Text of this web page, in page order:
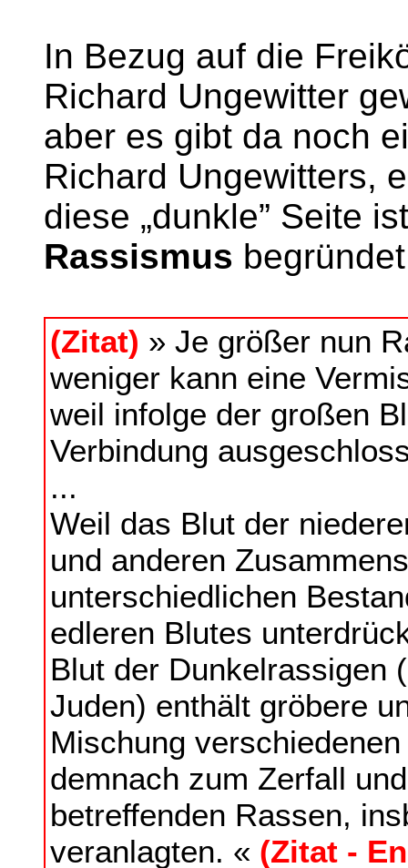
In Bezug auf die
Richard Ungewitter
aber es gibt da noch
Richard Ungewitters,
diese „dunkle” Seite
Rassismus
(Zitat) » Je größer nun
weniger kann eine
weil infolge der großen
Verbindung
...
Weil das Blut der
und anderen
unterschiedlichen
edleren Blutes
Blut der Dunkelrassigen
Juden) enthält gröbere
Mischung
demnach zum Zerfall
betreffenden Rassen,
veranlagten. « (Zitat -